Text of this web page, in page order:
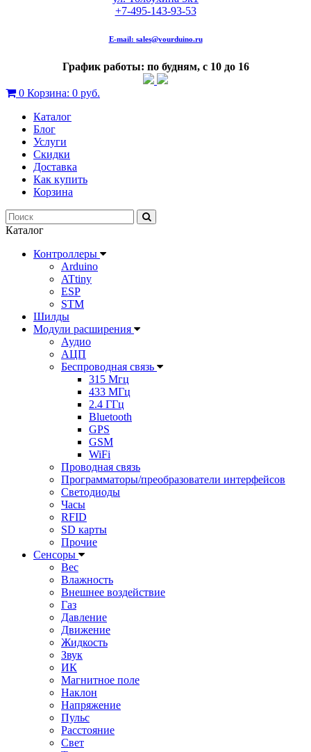
+7-495-143-93-53
E-mail: sales@yourduino.ru
График работы: по будням, с 10 до 16
0 Корзина: 0 руб.
Каталог
Блог
Услуги
Скидки
Доставка
Как купить
Корзина
Каталог
Контроллеры
Arduino
ATtiny
ESP
STM
Шилды
Модули расширения
Аудио
АЦП
Беспроводная связь
315 Мгц
433 МГц
2.4 ГГц
Bluetooth
GPS
GSM
WiFi
Проводная связь
Программаторы/преобразователи интерфейсов
Светодиоды
Часы
RFID
SD карты
Прочие
Сенсоры
Вес
Влажность
Внешнее воздействие
Газ
Давление
Движение
Жидкость
Звук
ИК
Магнитное поле
Наклон
Напряжение
Пульс
Расстояние
Свет